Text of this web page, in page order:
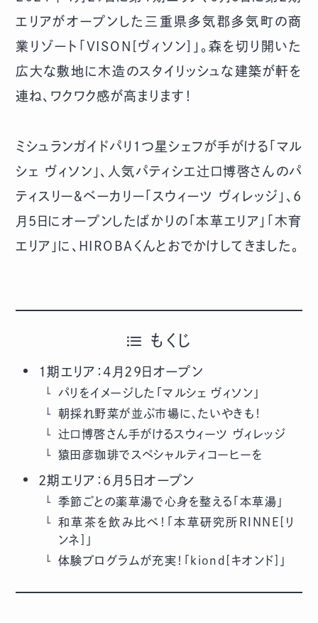
エリアがオープンした三重県多気郡多気町の商
業リゾート「 VISON[ヴィソン]
」。森を切り開いた
広大な敷地に木造のスタイリッシュな建築が軒を
連ね、ワクワク感が高まります！
ミシュランガイドパリ1つ星シェフが手がける「マル
シェ ヴィソン」、人気パティシエ辻口博啓さんのパ
ティスリー＆ベーカリー「スウィーツ ヴィレッジ」、6
月5日にオープンしたばかりの「本草エリア」「木育
エリア」に、HIROBAくんとおでかけしてきました。
もくじ
1期エリア：4月29日オープン
パリをイメージした「マルシェ ヴィソン」
朝採れ野菜が並ぶ市場に、たいやきも！
辻口博啓さん手がけるスウィーツ ヴィレッジ
猿田彦珈琲でスペシャルティコーヒーを
2期エリア：6月5日オープン
季節ごとの薬草湯で心身を整える「本草湯」
和草茶を飲み比べ！「本草研究所RINNE[リ
ンネ]」
体験プログラムが充実！「kiond[キオンド]」